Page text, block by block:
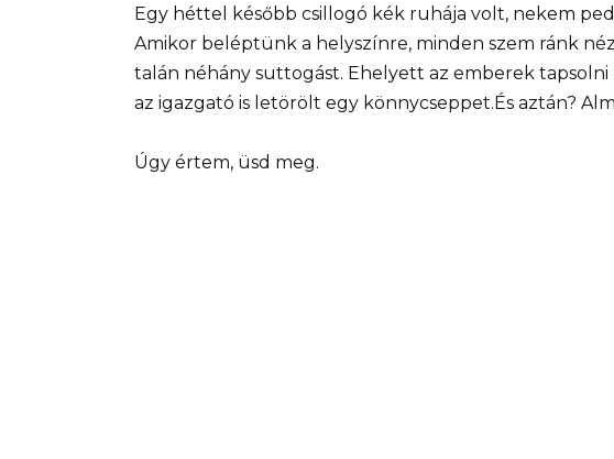
Egy héttel később csillogó kék ruhája volt, nekem
Amikor beléptünk a helyszínre, minden szem ránk
talán néhány suttogást. Ehelyett az emberek
az igazgató is letörölt egy könnycseppet.És aztán?
Úgy értem, üsd meg.